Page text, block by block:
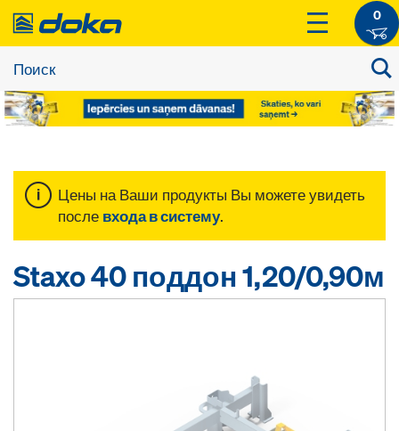
0
Цены на Ваши продукты Вы можете увидеть
после входа в систему.
Staxo 40 поддон 1,20/0,90м